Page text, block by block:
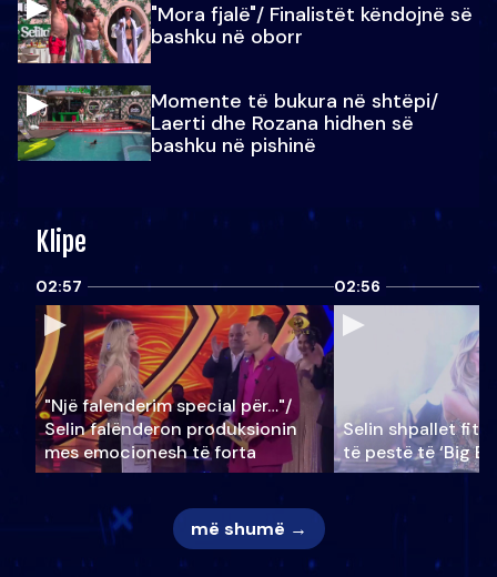
"Mora fjalë"/ Finalistët këndojnë së
bashku në oborr
Momente të bukura në shtëpi/
Laerti dhe Rozana hidhen së
bashku në pishinë
Klipe
02:57
"Një falenderim special për…"/
Selin falënderon produksionin
mes emocionesh të forta
02:56
Selin shpallet
të pestë të ‘Big
më shumë →